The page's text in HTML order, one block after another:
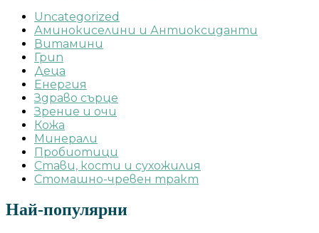
Uncategorized
Аминокиселини и Антиоксиданти
Витамини
Грип
Деца
Енергия
Здраво сърце
Зрение и очи
Кожа
Минерали
Пробиотици
Стави, кости и сухожилия
Стомашно-чревен тракт
Най-популярни